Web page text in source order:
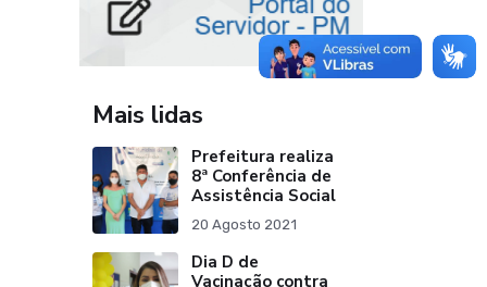
Mais lidas
Prefeitura realiza
8ª Conferência de
Assistência Social
20 Agosto 2021
Dia D de
Vacinação contra